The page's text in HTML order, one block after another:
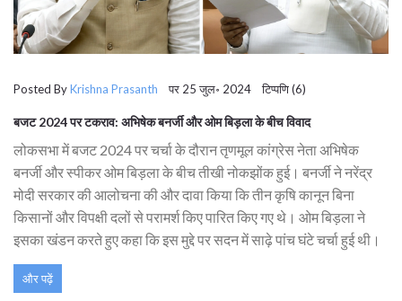
Posted ByKrishna Prasanth पर 25 जुल॰ 2024 टिप्पणि (6)
बजट 2024 पर टकराव: अभिषेक बनर्जी और ओम बिड़ला के बीच विवाद
लोकसभा में बजट 2024 पर चर्चा के दौरान तृणमूल कांग्रेस नेता अभिषेक
बनर्जी और स्पीकर ओम बिड़ला के बीच तीखी नोकझोंक हुई। बनर्जी ने नरेंद्र
मोदी सरकार की आलोचना की और दावा किया कि तीन कृषि कानून बिना
किसानों और विपक्षी दलों से परामर्श किए पारित किए गए थे। ओम बिड़ला ने
इसका खंडन करते हुए कहा कि इस मुद्दे पर सदन में साढ़े पांच घंटे चर्चा हुई थी।
और पढ़ें